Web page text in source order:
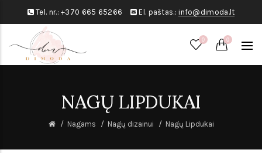
Tel. nr.:+370 665 65266 El. paštas.:info@dimoda.lt
0 0
NAGŲ LIPDUKAI
Nagams Nagų dizainui Nagų Lipdukai